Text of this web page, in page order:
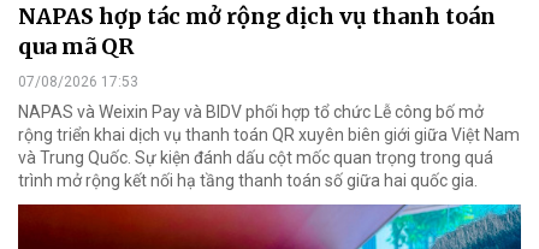
NAPAS hợp tác mở rộng dịch vụ thanh toán
qua mã QR
07/08/2026 17:53
NAPAS và Weixin Pay và BIDV phối hợp tổ chức Lễ công bố mở
rộng triển khai dịch vụ thanh toán QR xuyên biên giới giữa Việt Nam
và Trung Quốc. Sự kiện đánh dấu cột mốc quan trọng trong quá
trình mở rộng kết nối hạ tầng thanh toán số giữa hai quốc gia.